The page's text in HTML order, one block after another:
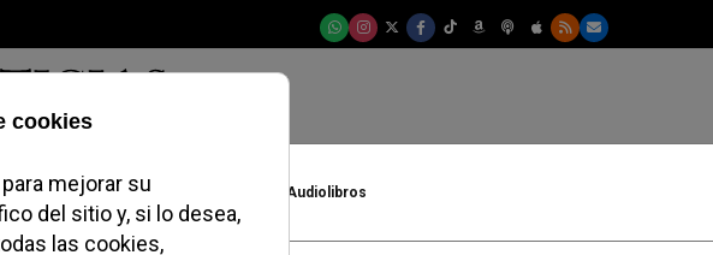
Podcast Audiolibros